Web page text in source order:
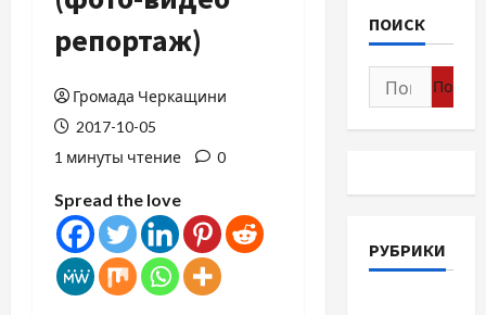
репортаж)
Громада Черкащини
2017-10-05
1 минуты чтение
0
Spread the love
ПОИСК
Найти:
РУБРИКИ